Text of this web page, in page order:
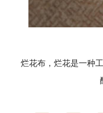
烂花布，烂花是一种